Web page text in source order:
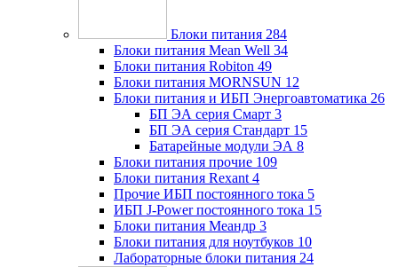
Блоки питания 284
Блоки питания Mean Well 34
Блоки питания Robiton 49
Блоки питания MORNSUN 12
Блоки питания и ИБП Энергоавтоматика 26
БП ЭА серия Смарт 3
БП ЭА серия Стандарт 15
Батарейные модули ЭА 8
Блоки питания прочие 109
Блоки питания Rexant 4
Прочие ИБП постоянного тока 5
ИБП J-Power постоянного тока 15
Блоки питания Меандр 3
Блоки питания для ноутбуков 10
Лабораторные блоки питания 24